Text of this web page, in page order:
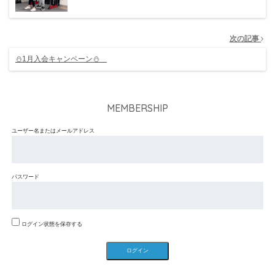
次の記事
⛄1月入会キャンペーン⛄
MEMBERSHIP
ユーザー名またはメールアドレス
パスワード
ログイン状態を保存する